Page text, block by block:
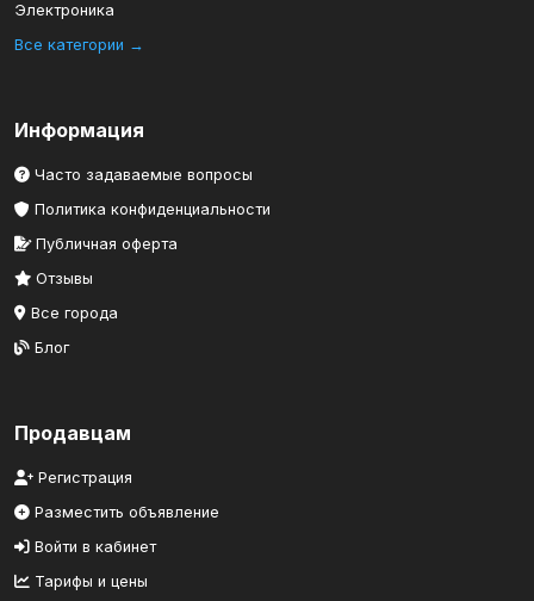
Электроника
Все категории →
Информация
Часто задаваемые вопросы
Политика конфиденциальности
Публичная оферта
Отзывы
Все города
Блог
Продавцам
Регистрация
Разместить объявление
Войти в кабинет
Тарифы и цены